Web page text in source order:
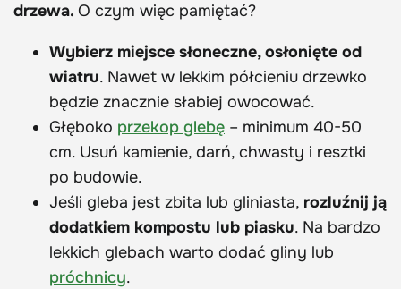
drzewa. O czym więc pamiętać?
Wybierz miejsce słoneczne, osłonięte od
wiatru. Nawet w lekkim półcieniu drzewko
będzie znacznie słabiej owocować.
Głęboko przekop glebę – minimum 40-50
cm. Usuń kamienie, darń, chwasty i resztki
po budowie.
Jeśli gleba jest zbita lub gliniasta, rozluźnij ją
dodatkiem kompostu lub piasku. Na bardzo
lekkich glebach warto dodać gliny lub
próchnicy.